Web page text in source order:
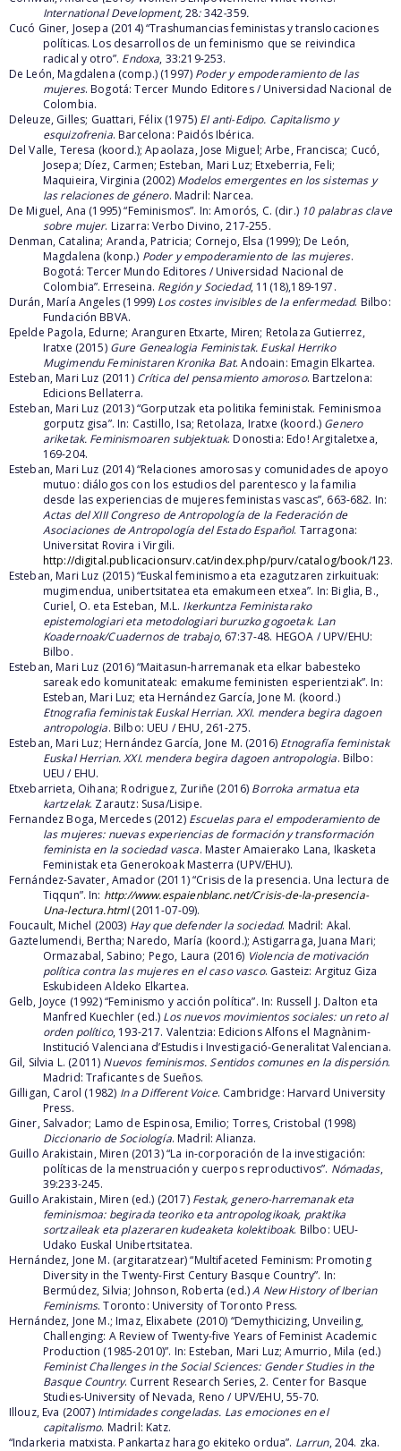
International Development,28:342-359.
Cucó Giner, Josepa (2014) “Trashumancias feministas y translocaciones
políticas. Los desarrollos de un feminismo que se reivindica
radical y otro”. Endoxa, 33:219-253.
De León, Magdalena (comp.) (1997) Poder y empoderamiento de las
mujeres. Bogotá: Tercer Mundo Editores / Universidad Nacional de
Colombia.
Deleuze, Gilles; Guattari, Félix (1975) El anti-Edipo. Capitalismo y
esquizofrenia. Barcelona: Paidós Ibérica.
Del Valle, Teresa (koord.); Apaolaza, Jose Miguel; Arbe, Francisca; Cucó,
Josepa; Díez, Carmen; Esteban, Mari Luz; Etxeberria, Feli;
Maquieira, Virginia (2002) Modelos emergentes en los sistemas y
las relaciones de género. Madril: Narcea.
De Miguel, Ana (1995) “Feminismos”. In: Amorós, C. (dir.) 10 palabras clave
sobre mujer. Lizarra: Verbo Divino, 217-255.
Denman, Catalina; Aranda, Patricia; Cornejo, Elsa (1999); De León,
Magdalena (konp.) Poder y empoderamiento de las mujeres.
Bogotá: Tercer Mundo Editores / Universidad Nacional de
Colombia”. Erreseina. Región y Sociedad, 11(18),189-197.
Durán, María Angeles (1999) Los costes invisibles de la enfermedad. Bilbo:
Fundación BBVA.
Epelde Pagola, Edurne; Aranguren Etxarte, Miren; Retolaza Gutierrez,
Iratxe (2015) Gure Genealogia Feministak. Euskal Herriko
Mugimendu Feministaren Kronika Bat. Andoain: Emagin Elkartea.
Esteban, Mari Luz (2011) Crítica del pensamiento amoroso. Bartzelona:
Edicions Bellaterra.
Esteban, Mari Luz (2013) “Gorputzak eta politika feministak. Feminismoa
gorputz gisa”. In: Castillo, Isa; Retolaza, Iratxe (koord.) Genero
ariketak. Feminismoaren subjektuak. Donostia: Edo! Argitaletxea,
169-204.
Esteban, Mari Luz (2014) “Relaciones amorosas y comunidades de apoyo
mutuo: diálogos con los estudios del parentesco y la familia
desde las experiencias de mujeres feministas vascas”, 663-682. In:
Actas del XIII Congreso de Antropología de la Federación de
Asociaciones de Antropología del Estado Español. Tarragona:
Universitat Rovira i Virgili.
http://digital.publicacionsurv.cat/index.php/purv/catalog/book/123.
Esteban, Mari Luz (2015) “Euskal feminismoa eta ezagutzaren zirkuituak:
mugimendua, unibertsitatea eta emakumeen etxea”. In: Biglia, B.,
Curiel, O. eta Esteban, M.L. Ikerkuntza Feministarako
epistemologiari eta metodologiari buruzko gogoetak. Lan
Koadernoak/Cuadernos de trabajo, 67:37-48. HEGOA / UPV/EHU:
Bilbo.
Esteban, Mari Luz (2016) “Maitasun-harremanak eta elkar babesteko
sareak edo komunitateak: emakume feministen esperientziak”. In:
Esteban, Mari Luz; eta Hernández García, Jone M. (koord.)
Etnografia feministak Euskal Herrian. XXI. mendera begira dagoen
antropologia. Bilbo: UEU / EHU, 261-275.
Esteban, Mari Luz; Hernández García, Jone M. (2016) Etnografía feministak
Euskal Herrian. XXI. mendera begira dagoen antropologia. Bilbo:
UEU / EHU.
Etxebarrieta, Oihana; Rodriguez, Zuriñe (2016) Borroka armatua eta
kartzelak. Zarautz: Susa/Lisipe.
Fernandez Boga, Mercedes (2012) Escuelas para el empoderamiento de
las mujeres: nuevas experiencias de formación y transformación
feminista en la sociedad vasca. Master Amaierako Lana, Ikasketa
Feministak eta Generokoak Masterra (UPV/EHU).
Fernández-Savater, Amador (2011) “Crisis de la presencia. Una lectura de
Tiqqun”. In: http://www.espaienblanc.net/Crisis-de-la-presencia-
Una-lectura.html (2011-07-09).
Foucault, Michel (2003) Hay que defender la sociedad. Madril: Akal.
Gaztelumendi, Bertha; Naredo, María (koord.); Astigarraga, Juana Mari;
Ormazabal, Sabino; Pego, Laura (2016) Violencia de motivación
política contra las mujeres en el caso vasco. Gasteiz: Argituz Giza
Eskubideen Aldeko Elkartea.
Gelb, Joyce (1992) “Feminismo y acción política”. In: Russell J. Dalton eta
Manfred Kuechler (ed.) Los nuevos movimientos sociales: un reto al
orden político, 193-217. Valentzia: Edicions Alfons el Magnànim-
Institució Valenciana d’Estudis i Investigació-Generalitat Valenciana.
Gil, Silvia L. (2011) Nuevos feminismos. Sentidos comunes en la dispersión.
Madrid: Traficantes de Sueños.
Gilligan, Carol (1982) In a Different Voice. Cambridge: Harvard University
Press.
Giner, Salvador; Lamo de Espinosa, Emilio; Torres, Cristobal (1998)
Diccionario de Sociología. Madril: Alianza.
Guillo Arakistain, Miren (2013) “La in-corporación de la investigación:
políticas de la menstruación y cuerpos reproductivos”. Nómadas,
39:233-245.
Guillo Arakistain, Miren (ed.) (2017) Festak, genero-harremanak eta
feminismoa: begirada teoriko eta antropologikoak, praktika
sortzaileak eta plazeraren kudeaketa kolektiboak. Bilbo: UEU-
Udako Euskal Unibertsitatea.
Hernández, Jone M. (argitaratzear) “Multifaceted Feminism: Promoting
Diversity in the Twenty-First Century Basque Country”. In:
Bermúdez, Silvia; Johnson, Roberta (ed.)A New History of Iberian
Feminisms. Toronto: University of Toronto Press.
Hernández, Jone M.; Imaz, Elixabete (2010) “Demythicizing, Unveiling,
Challenging: A Review of Twenty-five Years of Feminist Academic
Production (1985-2010)”. In: Esteban, Mari Luz; Amurrio, Mila (ed.)
Feminist Challenges in the Social Sciences: Gender Studies in the
Basque Country. Current Research Series, 2. Center for Basque
Studies-University of Nevada, Reno / UPV/EHU, 55-70.
Illouz, Eva (2007) Intimidades congeladas. Las emociones en el
capitalismo. Madril: Katz.
“Indarkeria matxista. Pankartaz harago ekiteko ordua”. Larrun, 204. zka.